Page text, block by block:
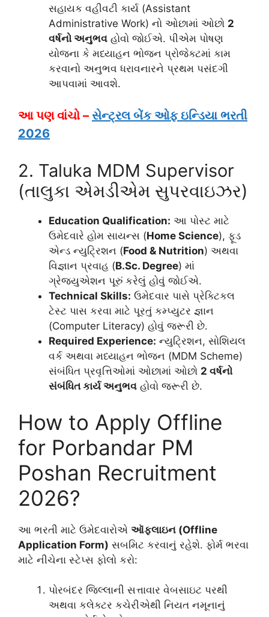
સહાયક વહીવટી કાર્ય (Assistant
Administrative Work) નો ઓછામાં ઓછો 2
વર્ષનો અનુભવ હોવો જોઈએ. પીએમ પોષણ
યોજના કે મધ્યાહન ભોજન પ્રોજેક્ટમાં કામ
કરવાનો અનુભવ ધરાવનારને પ્રથમ પસંદગી
આપવામાં આવશે.
આ પણ વાંચો – સેન્ટ્રલ બેંક ઓફ ઇન્ડિયા ભરતી
2026
2. Taluka MDM Supervisor
(તાલુકા એમડીએમ સુપરવાઇઝર)
Education Qualification: આ પોસ્ટ માટે
ઉમેદવારે હોમ સાયન્સ (Home Science), ફૂડ
એન્ડ ન્યુટ્રિશન (Food & Nutrition) અથવા
વિજ્ઞાન પ્રવાહ (B.Sc. Degree) માં
ગ્રેજ્યુએશન પૂરું કરેલું હોવું જોઈએ.
Technical Skills: ઉમેદવાર પાસે પ્રેક્ટિકલ
ટેસ્ટ પાસ કરવા માટે પૂરતું કમ્પ્યુટર જ્ઞાન
(Computer Literacy) હોવું જરૂરી છે.
Required Experience: ન્યુટ્રિશન, સોશિયલ
વર્ક અથવા મધ્યાહન ભોજન (MDM Scheme)
સંબંધિત પ્રવૃત્તિઓમાં ઓછામાં ઓછો 2 વર્ષનો
સંબંધિત કાર્ય અનુભવ હોવો જરૂરી છે.
How to Apply Offline
for Porbandar PM
Poshan Recruitment
2026?
આ ભરતી માટે ઉમેદવારોએ ઑફલાઇન (Offline
Application Form) સબમિટ કરવાનું રહેશે. ફોર્મ ભરવા
માટે નીચેના સ્ટેપ્સ ફોલો કરો:
પોરબંદર જિલ્લાની સત્તાવાર વેબસાઇટ પરથી
અથવા કલેક્ટર કચેરીએથી નિયત નમૂનાનું